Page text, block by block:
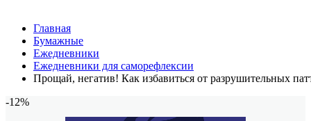
Главная
Бумажные
Ежедневники
Ежедневники для саморефлексии
Прощай, негатив! Как избавиться от разрушительных
-12%